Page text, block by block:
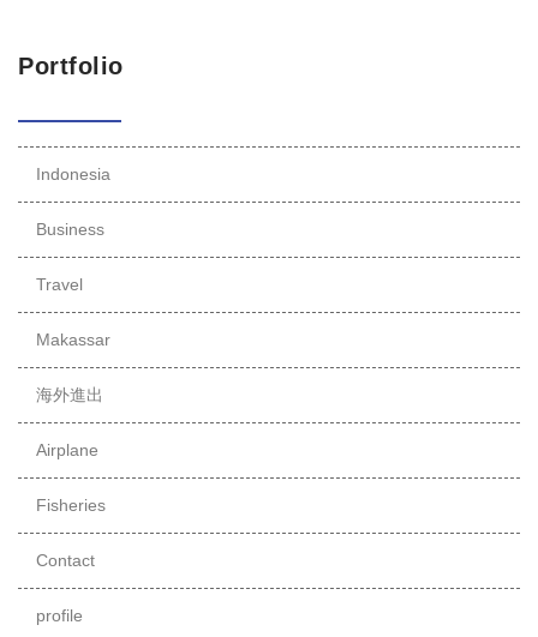
Portfolio
Indonesia
Business
Travel
Makassar
海外進出
Airplane
Fisheries
Contact
profile